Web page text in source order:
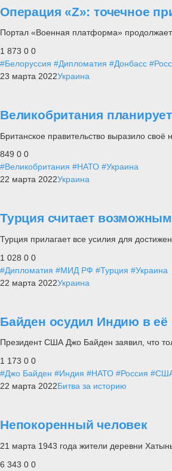
Операция «Z»: точечное
Портал «Военная платформа» продолжает
1 873 0 0
#Белоруссия #Дипломатия #Донбасс
23 марта 2022Украина
Великобритания
Британское правительство выразило своё
849 0 0
#Великобритания #НАТО #Украина
22 марта 2022Украина
Турция считает
Турция прилагает все усилия для
1 028 0 0
#Дипломатия #МИД РФ #Турция #Украина
22 марта 2022Украина
Байден осудил Индию в её
Президент США Джо Байден заявил, что
1 173 0 0
#Джо Байден #Индия #НАТО #Россия
22 марта 2022Битва за историю
Непокоренный человек
21 марта 1943 года жители деревни
6 343 0 0